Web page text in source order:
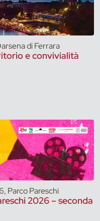
di Ferrara
e convivialità
Parco Pareschi
2026 – seconda